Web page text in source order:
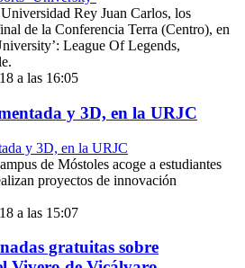
Rey Juan Carlos, los
de la Conferencia Terra (Centro), en
League Of Legends,
a las 16:05
y 3D, en la URJC
de Móstoles acoge a estudiantes
proyectos de innovación
a las 15:07
gratuitas sobre